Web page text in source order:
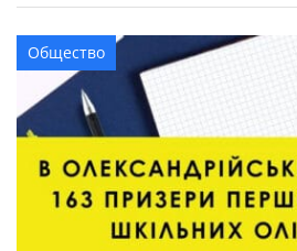
сообщает Александрийский
результатам игр смешанные
команд девушек завоевали:
медали и дипломы. Победители
Общество